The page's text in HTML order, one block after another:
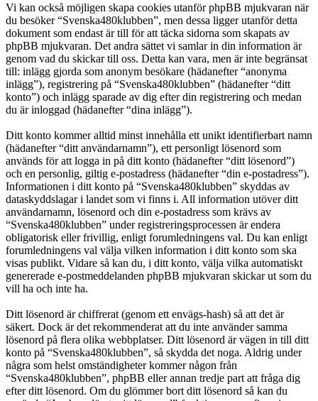
Vi kan också möjligen skapa cookies utanför phpBB mjukvaran när
du besöker “Svenska480klubben”, men dessa ligger utanför detta
dokument som endast är till för att täcka sidorna som skapats av
phpBB mjukvaran. Det andra sättet vi samlar in din information är
genom vad du skickar till oss. Detta kan vara, men är inte begränsat
till: inlägg gjorda som anonym besökare (hädanefter “anonyma
inlägg”), registrering på “Svenska480klubben” (hädanefter “ditt
konto”) och inlägg sparade av dig efter din registrering och medan
du är inloggad (hädanefter “dina inlägg”).
Ditt konto kommer alltid minst innehålla ett unikt identifierbart namn
(hädanefter “ditt användarnamn”), ett personligt lösenord som
används för att logga in på ditt konto (hädanefter “ditt lösenord”)
och en personlig, giltig e-postadress (hädanefter “din e-postadress”).
Informationen i ditt konto på “Svenska480klubben” skyddas av
dataskyddslagar i landet som vi finns i. All information utöver ditt
användarnamn, lösenord och din e-postadress som krävs av
“Svenska480klubben” under registreringsprocessen är endera
obligatorisk eller frivillig, enligt forumledningens val. Du kan enligt
forumledningens val välja vilken information i ditt konto som ska
visas publikt. Vidare så kan du, i ditt konto, välja vilka automatiskt
genererade e-postmeddelanden phpBB mjukvaran skickar ut som du
vill ha och inte ha.
Ditt lösenord är chiffrerat (genom ett envägs-hash) så att det är
säkert. Dock är det rekommenderat att du inte använder samma
lösenord på flera olika webbplatser. Ditt lösenord är vägen in till ditt
konto på “Svenska480klubben”, så skydda det noga. Aldrig under
några som helst omständigheter kommer någon från
“Svenska480klubben”, phpBB eller annan tredje part att fråga dig
efter ditt lösenord. Om du glömmer bort ditt lösenord så kan du